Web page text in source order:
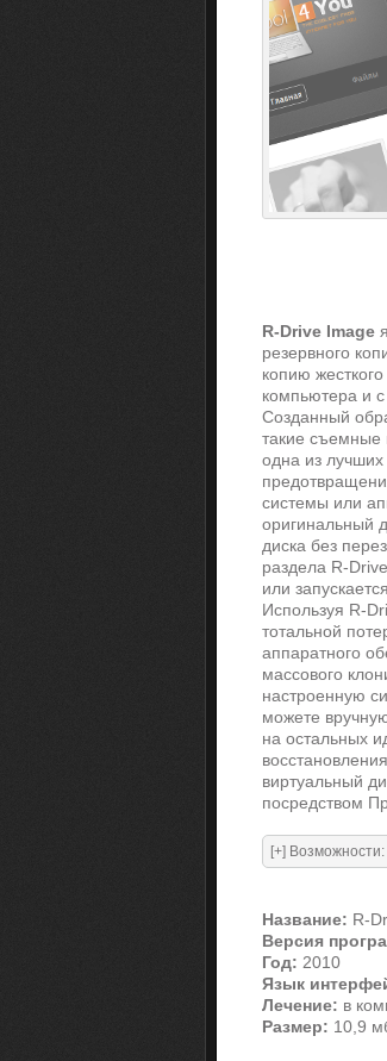
R-Drive Image
резервного
копию
компьютера и
Созданный
такие съемные
одна из лучших
системы или
оригинальный
диска без
раздела R-
или
Используя R-
тотальной
аппаратного
массового
настроенную
можете
на остальных
виртуальный
посредством
Название: R-
Версия
Год: 2010
Язык
Лечение: в
Размер: 10,9